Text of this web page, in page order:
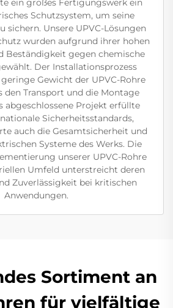
ein großes Fertigungswerk ein
Schutzsystem, um seine
sichern. Unsere UPVC-Lösungen
wurden aufgrund ihrer hohen
Beständigkeit gegen chemische
Der Installationsprozess
Gewicht der UPVC-Rohre
den Transport und die Montage
abgeschlossene Projekt erfüllte
Sicherheitsstandards,
auch die Gesamtsicherheit und
Systeme des Werks. Die
unserer UPVC-Rohre
Umfeld unterstreicht deren
Zuverlässigkeit bei kritischen
Anwendungen.
Sortiment an
für vielfältige